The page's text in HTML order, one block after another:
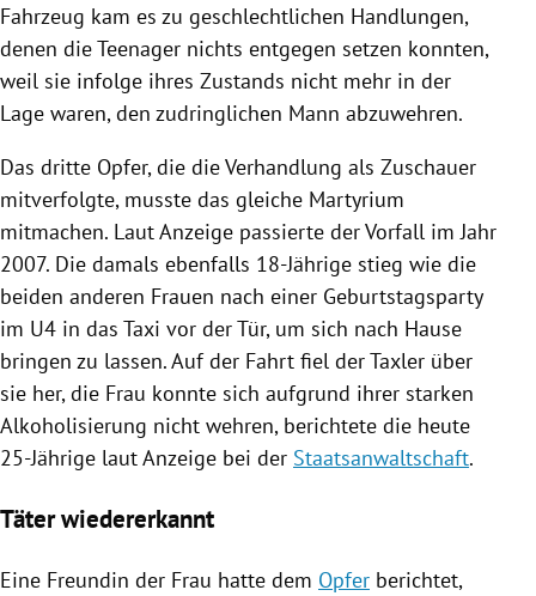
Fahrzeug kam es zu geschlechtlichen Handlungen,
denen die Teenager nichts entgegen setzen konnten,
weil sie infolge ihres Zustands nicht mehr in der
Lage waren, den zudringlichen Mann abzuwehren.
Das dritte Opfer, die die Verhandlung als Zuschauer
mitverfolgte, musste das gleiche Martyrium
mitmachen. Laut Anzeige passierte der Vorfall im Jahr
2007. Die damals ebenfalls 18-Jährige stieg wie die
beiden anderen Frauen nach einer Geburtstagsparty
im U4 in das Taxi vor der Tür, um sich nach Hause
bringen zu lassen. Auf der Fahrt fiel der Taxler über
sie her, die Frau konnte sich aufgrund ihrer starken
Alkoholisierung nicht wehren, berichtete die heute
25-Jährige laut Anzeige bei der Staatsanwaltschaft.
Täter wiedererkannt
Eine Freundin der Frau hatte dem Opfer berichtet,